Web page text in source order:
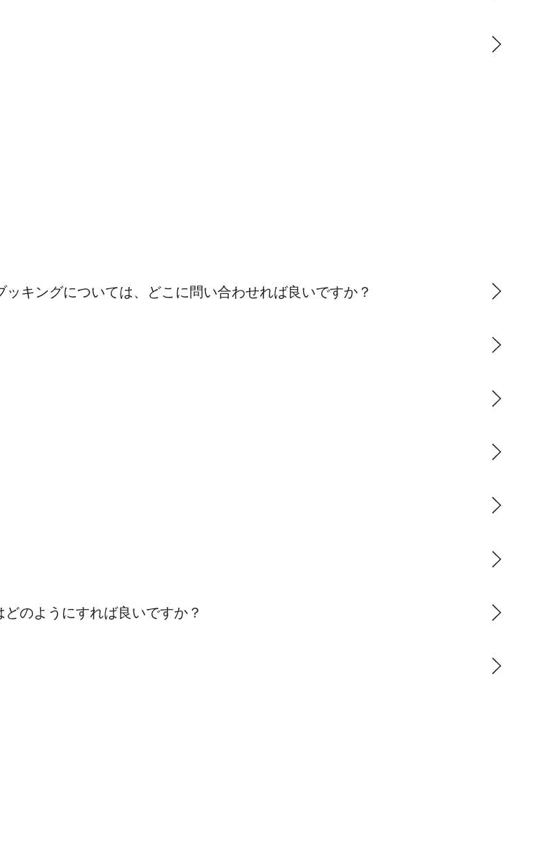
キングについては、どこに問い合わせれば良いですか？
のようにすれば良いですか？